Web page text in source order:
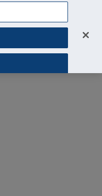
Accedi all'area riservata